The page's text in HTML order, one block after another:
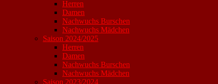
Herren
Damen
Nachwuchs Burschen
Nachwuchs Mädchen
Saison 2024/2025
Herren
Damen
Nachwuchs Burschen
Nachwuchs Mädchen
Saison 2023/2024